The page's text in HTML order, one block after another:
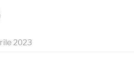
2023